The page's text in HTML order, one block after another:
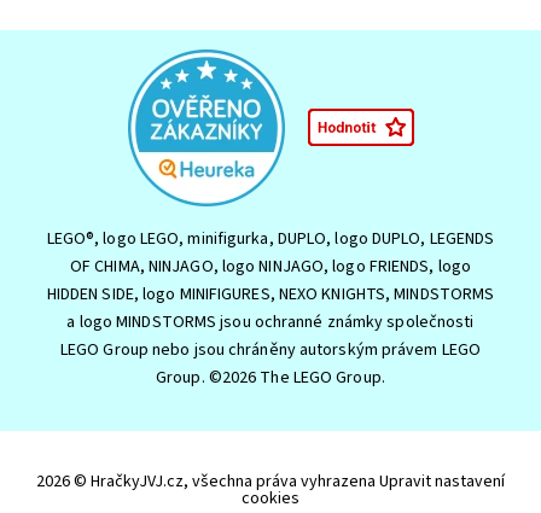
LEGO®, logo LEGO, minifigurka, DUPLO, logo DUPLO, LEGENDS
OF CHIMA, NINJAGO, logo NINJAGO, logo FRIENDS, logo
HIDDEN SIDE, logo MINIFIGURES, NEXO KNIGHTS, MINDSTORMS
a logo MINDSTORMS jsou ochranné známky společnosti
LEGO Group nebo jsou chráněny autorským právem LEGO
Group. ©2026 The LEGO Group.
2026 © HračkyJVJ.cz, všechna práva vyhrazena Upravit nastavení
cookies